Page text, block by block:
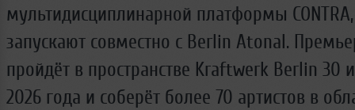
мультидисциплинарной платформы
запускают совместно с Berlin Atonal.
пройдёт в пространстве Kraftwerk Berlin 30
2026 года и соберёт более 70 артистов в